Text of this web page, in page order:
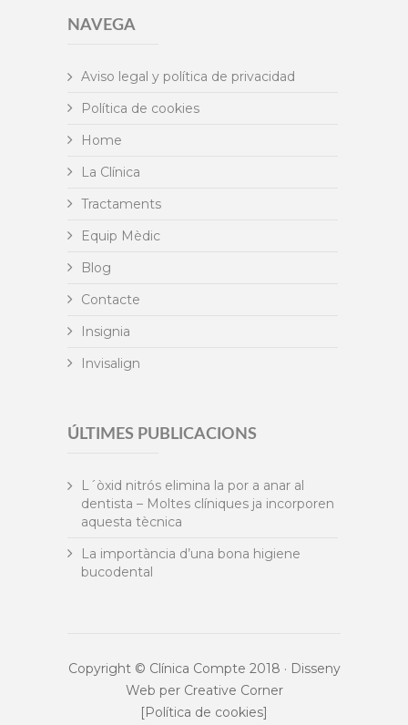
NAVEGA
Aviso legal y política de privacidad
Política de cookies
Home
La Clínica
Tractaments
Equip Mèdic
Blog
Contacte
Insignia
Invisalign
ÚLTIMES PUBLICACIONS
L´òxid nitrós elimina la por a anar al
dentista – Moltes clíniques ja incorporen
aquesta tècnica
La importància d’una bona higiene
bucodental
Copyright © Clínica Compte 2018 · Disseny
Web per Creative Corner
[Política de cookies]